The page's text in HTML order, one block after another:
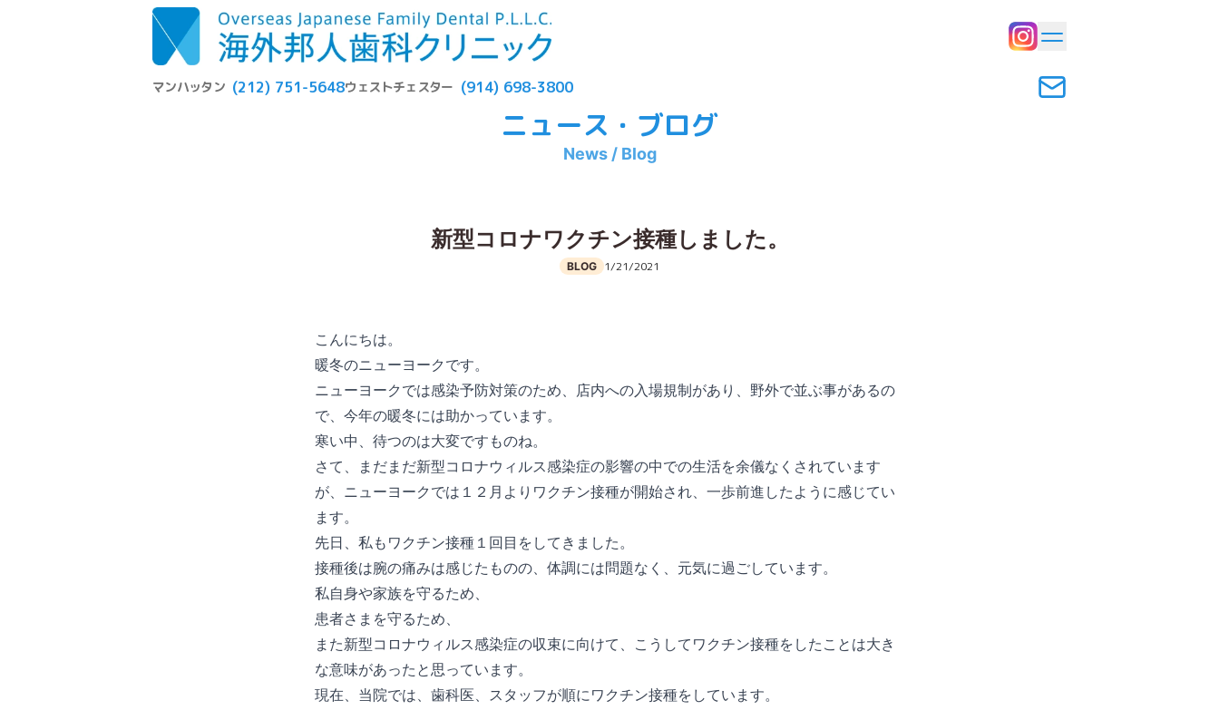
マンハッタン (212) 751-5648ウェストチェスター (914) 698-3800
ニュース・ブログ
News / Blog
新型コロナワクチン接種しました。
BLOG 1/21/2021
こんにちは。
暖冬のニューヨークです。
ニューヨークでは感染予防対策のため、店内への入場規制があり、野外で並ぶ事があるの
で、今年の暖冬には助かっています。
寒い中、待つのは大変ですものね。
さて、まだまだ新型コロナウィルス感染症の影響の中での生活を余儀なくされています
が、ニューヨークでは１２月よりワクチン接種が開始され、一歩前進したように感じてい
ます。
先日、私もワクチン接種１回目をしてきました。
接種後は腕の痛みは感じたものの、体調には問題なく、元気に過ごしています。
私自身や家族を守るため、
患者さまを守るため、
また新型コロナウィルス感染症の収束に向けて、こうしてワクチン接種をしたことは大き
な意味があったと思っています。
現在、当院では、歯科医、スタッフが順にワクチン接種をしています。